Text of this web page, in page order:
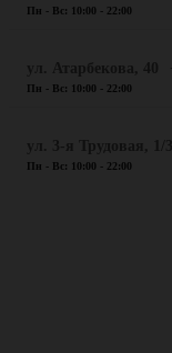
Пн - Вс: 10:00 - 22:00
Пн - Вс: 10:00 - 22:00
Пн - Вс: 10:00 - 22:00